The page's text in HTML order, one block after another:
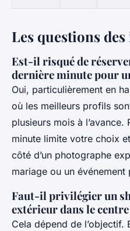
Les questions
Est-il risqué de
dernière minute pour
Oui, particulièrement en
où les meilleurs profils
plusieurs mois à l’avance.
minute limite votre choix
côté d’un photographe
mariage ou un événement
Faut-il privilégier un
extérieur dans le
Cela dépend de